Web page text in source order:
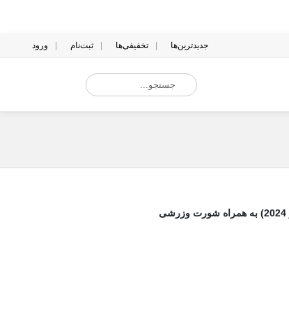
جدیدترین‌ها تخفیفی‌ها ثبت‌نام ورود